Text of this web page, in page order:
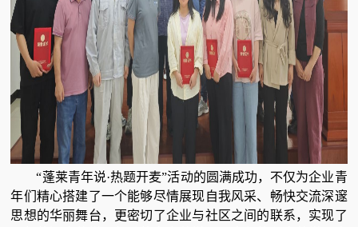
“蓬莱青年说·热题开麦”活动的圆满成功，不仅为企业青
年们精心搭建了一个能够尽情展现自我风采、畅快交流深邃
思想的华丽舞台，更密切了企业与社区之间的联系，实现了